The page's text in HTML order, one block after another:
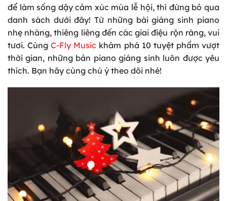
để làm sống dậy cảm xúc mùa lễ hội, thì đừng bỏ qua
danh sách dưới đây! Từ những bài giáng sinh piano
nhẹ nhàng, thiêng liêng đến các giai điệu rộn ràng, vui
tươi. CùngC-Fly Music khám phá 10 tuyệt phẩm vượt
thời gian, những bản piano giáng sinh luôn được yêu
thích. Bạn hãy cùng chú ý theo dõi nhé!